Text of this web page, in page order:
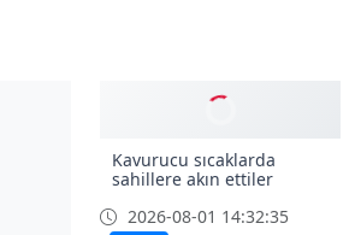
Kavurucu sıcaklarda
sahillere akın ettiler
2026-08-01 14:32:35